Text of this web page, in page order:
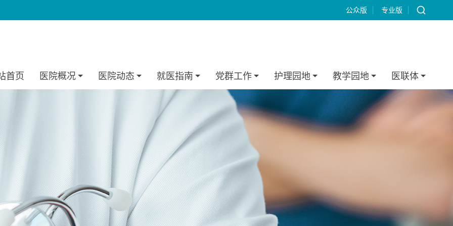
公众版 专业版
首页 医院概况 医院动态 就医指南 党群工作 护理园地 教学园地 医联体